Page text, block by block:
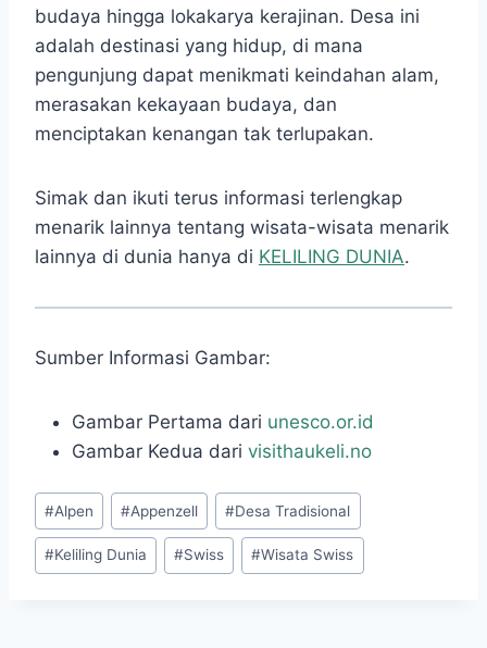
budaya hingga lokakarya kerajinan. Desa ini
adalah destinasi yang hidup, di mana
pengunjung dapat menikmati keindahan alam,
merasakan kekayaan budaya, dan
menciptakan kenangan tak terlupakan.
Simak dan ikuti terus informasi terlengkap
menarik lainnya tentang wisata-wisata menarik
lainnya di dunia hanya di KELILING DUNIA.
Sumber Informasi Gambar:
Gambar Pertama dari unesco.or.id
Gambar Kedua dari visithaukeli.no
Post
Tags:
#Alpen #Appenzell #Desa Tradisional
#Keliling Dunia #Swiss #Wisata Swiss